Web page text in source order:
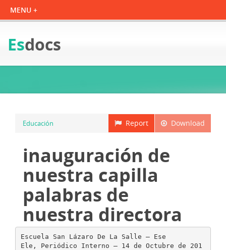
Esdocs
Download
Report
Educación
inauguración de
nuestra capilla
palabras de
nuestra directora
Escuela San Lázaro De La Salle – Ese
Ele, Periódico Interno – 14 de Octubre de 201